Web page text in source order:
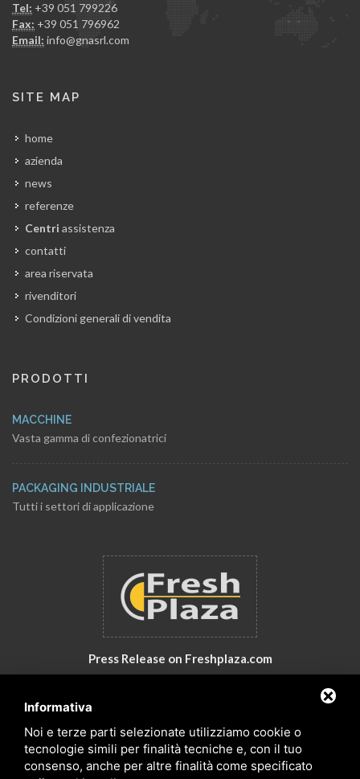
Tel: +39 051 799226
Fax: +39 051 796962
Email: info@gnasrl.com
SITE MAP
home
azienda
news
referenze
Centri assistenza
contatti
area riservata
rivenditori
Condizioni generali di vendita
PRODOTTI
MACCHINE
Vasta gamma di confezionatrici
PACKAGING INDUSTRIALE
Tutti i settori di applicazione
Press Release on Freshplaza.com
Informativa
Noi e terze parti selezionate utilizziamo cookie o
tecnologie simili per finalità tecniche e, con il tuo
consenso, anche per altre finalità come specificato